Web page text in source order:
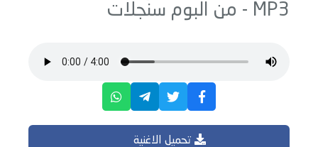
MP3 - من البوم
سنجلات
تحميل الاغنية